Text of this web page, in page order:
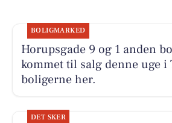
BOLIGMARKED
Horupsgade 9 og 1 anden
kommet til salg denne uge i
boligerne her.
DET SKER